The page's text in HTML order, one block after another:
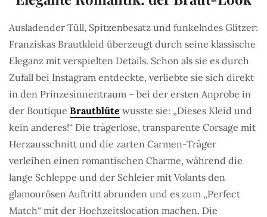
Ausladender Tüll, Spitzenbesatz und funkelndes Glitzer:
Franziskas Brautkleid überzeugt durch seine klassische
Eleganz mit verspielten Details. Schon als sie es durch
Zufall bei Instagram entdeckte, verliebte sie sich direkt
in den Prinzesinnentraum – bei der ersten Anprobe in
der Boutique Brautblüte wusste sie: „Dieses Kleid und
kein anderes!“ Die trägerlose, transparente Corsage mit
Herzausschnitt und die zarten Carmen-Träger
verleihen einen romantischen Charme, während die
lange Schleppe und der Schleier mit Volants den
glamourösen Auftritt abrunden und es zum „Perfect
Match“ mit der Hochzeitslocation machen. Die